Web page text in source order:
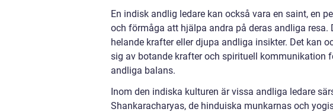
En indisk andlig ledare kan också vara en saint, en
och förmåga att hjälpa andra på deras andliga
helande krafter eller djupa andliga insikter. Det kan
sig av botande krafter och spirituell kommunikation
andliga balans.
Inom den indiska kulturen är vissa andliga ledare
Shankaracharyas, de hinduiska munkarnas och